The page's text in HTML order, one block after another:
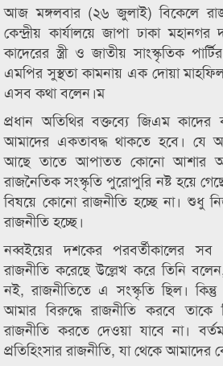
আজ মঙ্গলবার (২৬ জুলাই) বিকেলে
কেন্দ্রীয় কার্যালয়ে জাপা ঢাকা
কাদেরের স্ত্রী ও জাতীয় সাংস্কৃতিক
এমপির সুস্থতা কামনায় এক দোয়া
এসব কথা বলেন।ম
প্রধান অতিথির বক্তব্যে জিএম কাদের
আমাদের একতাবদ্ধ থাকতে হবে। যে
আছে তাতে আপাতত কোনো আশার
রাজনৈতিক সংস্কৃতি পুরোপুরি নষ্ট হয়ে
বিষয়ে কোনো রাজনীতি হচ্ছে না। শুধু
রাজনীতি হচ্ছে।
নব্বইয়ের দশকের পরবর্তীকালের সব
রাজনীতি করেছে উল্লেখ করে তিনি
নই, রাজনীতিতে এ সংস্কৃতি ছিল।
আমার বিরুদ্ধে রাজনীতি করবে তাকে
রাজনীতি করতে দেওয়া যাবে না।
প্রতিহিংসার রাজনীতি, যা থেকে আমাদের